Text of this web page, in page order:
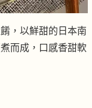
，以鮮甜的日本南
而成，口感香甜軟